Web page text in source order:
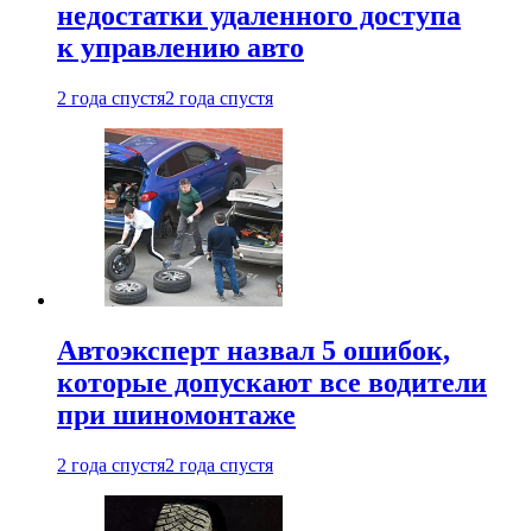
недостатки удаленного доступа
к управлению авто
2 года спустя2 года спустя
Автоэксперт назвал 5 ошибок,
которые допускают все водители
при шиномонтаже
2 года спустя2 года спустя